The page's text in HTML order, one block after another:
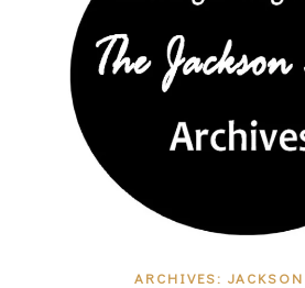
ARCHIVES: